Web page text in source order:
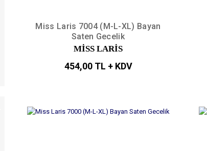
Miss Laris 7004 (M-L-XL) Bayan
Saten Gecelik
MİSS LARİS
454,00 TL + KDV